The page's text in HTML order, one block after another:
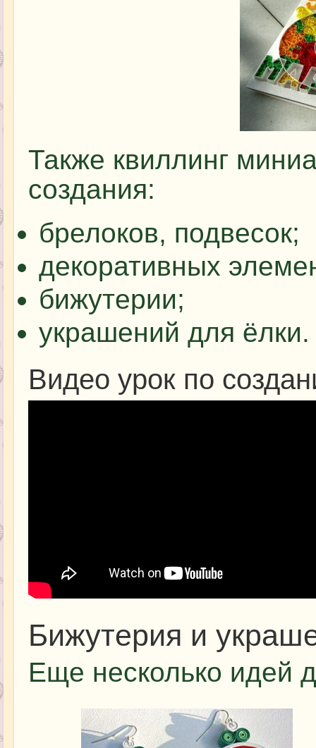
Также квиллинг
создания:
брелоков, подвесок;
декоративных
бижутерии;
украшений для ёлки.
Видео урок по
Бижутерия и
Еще несколько идей